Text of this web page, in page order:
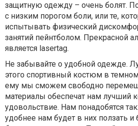
защитную одежду – очень болят.
с низким порогом боли, или те,
испытывать физический
занятий пейнтболом. Прекрасной
является lasertag.
Не забывайте о удобной одежде.
этого спортивный костюм в
ему мы сможем свободно
материалы обеспечат нам лучший
удовольствие. Нам понадобятся
удобнее нам будет в них ползать